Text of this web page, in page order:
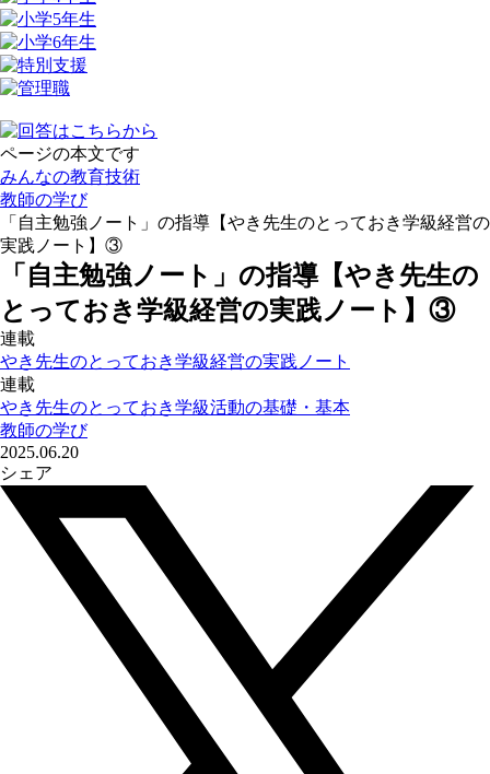
ページの本文です
みんなの教育技術
教師の学び
「自主勉強ノート」の指導【やき先生のとっておき学級経営の
実践ノート】③
「自主勉強ノート」の指導【やき先生の
とっておき学級経営の実践ノート】③
連載
やき先生のとっておき学級経営の実践ノート
連載
やき先生のとっておき学級活動の基礎・基本
教師の学び
2025.06.20
シェア